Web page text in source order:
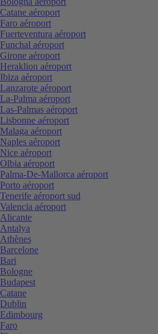
Catane aéroport
Faro aéroport
Fuerteventura aéroport
Funchal aéroport
Girone aéroport
Heraklion aéroport
Ibiza aéroport
Lanzarote aéroport
La-Palma aéroport
Las-Palmas aéroport
Lisbonne aéroport
Malaga aéroport
Naples aéroport
Nice aéroport
Olbia aéroport
Palma-De-Mallorca aéroport
Porto aéroport
Tenerife aéroport sud
Valencia aéroport
Alicante
Antalya
Athènes
Barcelone
Bari
Bologne
Budapest
Catane
Dublin
Edimbourg
Faro